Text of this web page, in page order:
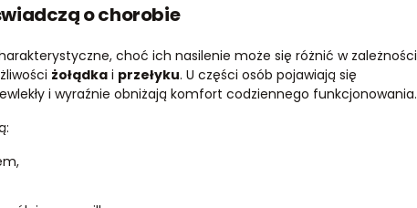
o chorobie
choć ich nasilenie może się różnić w zależności
żołądkai przełyku. U części osób pojawiają się
i wyraźnie obniżają komfort codziennego funkcjonowania.